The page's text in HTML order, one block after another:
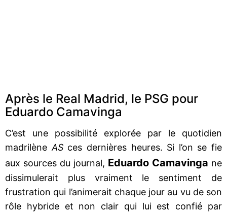
Après le Real Madrid, le PSG pour
Eduardo Camavinga
C’est une possibilité explorée par le quotidien
madrilène AS ces dernières heures. Si l’on se fie
aux sources du journal, Eduardo Camavinga ne
dissimulerait plus vraiment le sentiment de
frustration qui l’animerait chaque jour au vu de son
rôle hybride et non clair qui lui est confié par